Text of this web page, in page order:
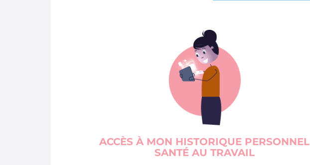
ACCÈS À MON HISTORIQUE PERSONNEL
SANTÉ AU TRAVAIL